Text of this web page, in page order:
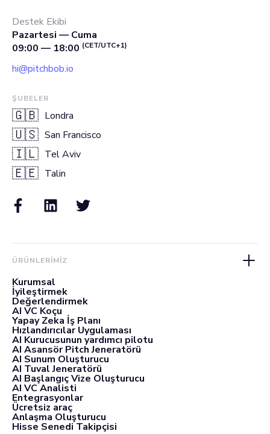
Destek Ekibi
Pazartesi — Cuma
09:00 — 18:00 (CET/UTC+1)
hi@pitchbob.io
ŞUBELER
🇬🇧 Londra
🇺🇸 San Francisco
🇮🇱 Tel Aviv
🇪🇪 Talin
ÜRÜNLERIMIZ
Kurumsal
İyileştirmek
Değerlendirmek
AI VC Koçu
Yapay Zeka İş Planı
Hızlandırıcılar Uygulaması
AI Kurucusunun yardımcı pilotu
AI Asansör Pitch Jeneratörü
AI Sunum Oluşturucu
AI Tuval Jeneratörü
AI Başlangıç Vize Oluşturucu
AI VC Analisti
Entegrasyonlar
Ücretsiz araç
Anlaşma Oluşturucu
Hisse Senedi Takipçisi